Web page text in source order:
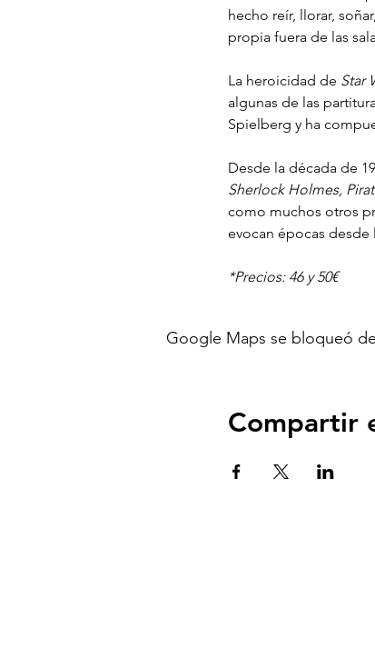
hecho reír, llorar,
propia fuera de las
La heroicidad de Star
algunas de las
Spielberg y ha
Desde la década de
Sherlock Holmes,
como muchos otros
evocan épocas desde
*Precios: 46 y 50€
Google Maps se bloqueó
Compartir